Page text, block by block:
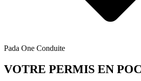
Pada One Conduite
VOTRE PERMIS EN